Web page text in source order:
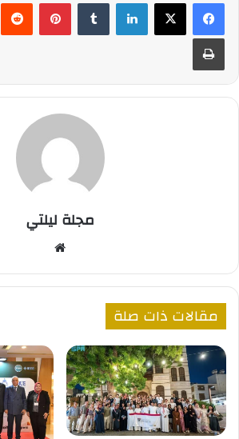
طباعة
مجلة ليلتي
مقالات ذات صلة